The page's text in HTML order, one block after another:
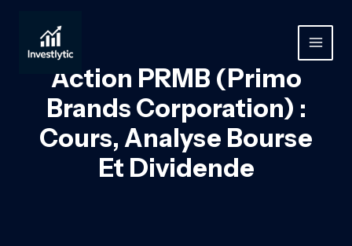
contenu
MAIN
Action PRMB (Primo
Brands Corporation) :
Cours, Analyse Bourse
Et Dividende